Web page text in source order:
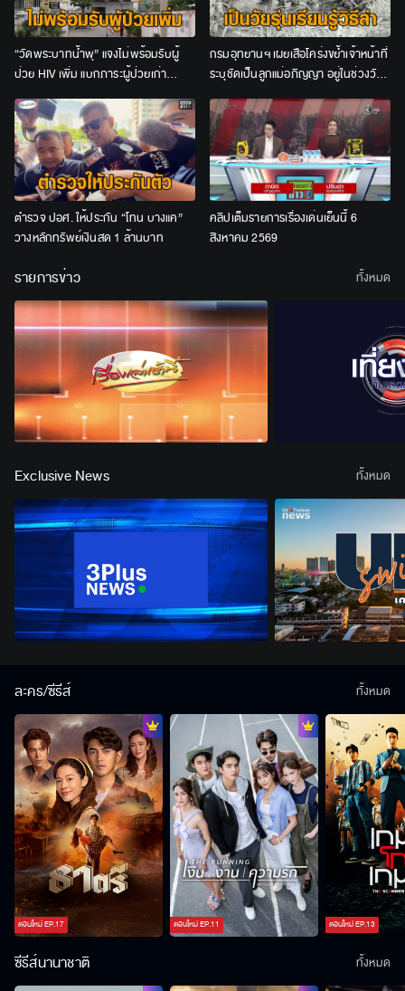
“วัดพระบาทน้ำพุ” แจงไม่พร้อมรับผู้
ป่วย HIV เพิ่ม แบกภาระผู้ป่วยเก่า
จนท.อีกกว่า 200 ชีวิต
กรมอุทยานฯ เผยเสือโคร่งขย้ำเจ้าหน้าที่
ระบุชัดเป็นลูกแม่อภิญญา อยู่ในช่วงวัย
รุ่น ชี้ไม่เข้าข่าย “เสือกินคน”
ตำรวจ ปอศ. ให้ประกัน “โทน บางแค”
วางหลักทรัพย์เงินสด 1 ล้านบาท
คลิปเต็มรายการเรื่องเด่นเย็นนี้ 6
สิงหาคม 2569
รายการข่าว ทั้งหมด
Exclusive News ทั้งหมด
ละคร/ซีรีส์
ตอนใหม่EP.17 ตอนใหม่EP.11 ตอนใหม่EP.13
ทั้งหมด
ซีรีส์นานาชาติ ทั้งหมด